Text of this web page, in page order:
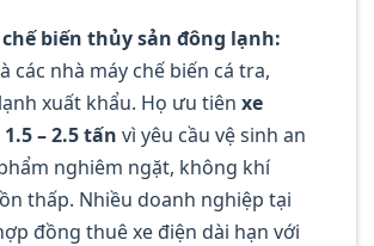
biến thủy sản đông lạnh:
các nhà máy chế biến cá tra,
xuất khẩu. Họ ưu tiên xe
– 2.5 tấn vì yêu cầu vệ sinh an
nghiêm ngặt, không khí
thấp. Nhiều doanh nghiệp tại
đồng thuê xe điện dài hạn với